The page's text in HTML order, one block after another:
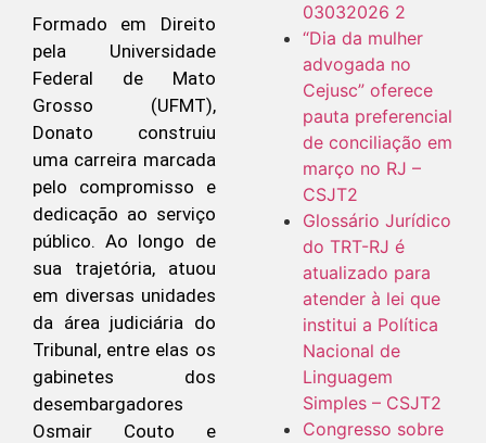
Formado em Direito
pela Universidade
Federal de Mato
Grosso (UFMT),
Donato construiu
uma carreira marcada
pelo compromisso e
dedicação ao serviço
público. Ao longo de
sua trajetória, atuou
em diversas unidades
da área judiciária do
Tribunal, entre elas os
gabinetes dos
desembargadores
Osmair Couto e
03032026 2
“Dia da mulher
advogada no
Cejusc” oferece
pauta preferencial
de conciliação em
março no RJ –
CSJT2
Glossário Jurídico
do TRT-RJ é
atualizado para
atender à lei que
institui a Política
Nacional de
Linguagem
Simples – CSJT2
Congresso sobre